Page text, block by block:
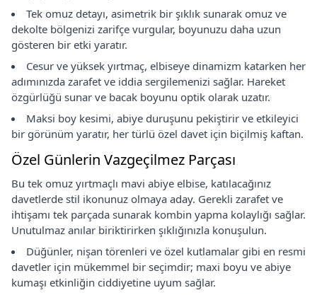
Tek omuz detayı, asimetrik bir şıklık sunarak omuz ve
dekolte bölgenizi zarifçe vurgular, boyunuzu daha uzun
gösteren bir etki yaratır.
Cesur ve yüksek yırtmaç, elbiseye dinamizm katarken her
adımınızda zarafet ve iddia sergilemenizi sağlar. Hareket
özgürlüğü sunar ve bacak boyunu optik olarak uzatır.
Maksi boy kesimi, abiye duruşunu pekiştirir ve etkileyici
bir görünüm yaratır, her türlü özel davet için biçilmiş kaftan.
Özel Günlerin Vazgeçilmez Parçası
Bu tek omuz yırtmaçlı mavi abiye elbise, katılacağınız
davetlerde stil ikonunuz olmaya aday. Gerekli zarafet ve
ihtişamı tek parçada sunarak kombin yapma kolaylığı sağlar.
Unutulmaz anılar biriktirirken şıklığınızla konuşulun.
Düğünler, nişan törenleri ve özel kutlamalar gibi en resmi
davetler için mükemmel bir seçimdir; maxi boyu ve abiye
kumaşı etkinliğin ciddiyetine uyum sağlar.